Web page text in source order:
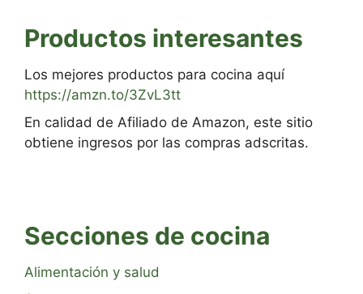
Productos interesantes
Los mejores productos para cocina aquí
https://amzn.to/3ZvL3tt
En calidad de Afiliado de Amazon, este sitio
obtiene ingresos por las compras adscritas.
Secciones de cocina
Alimentación y salud